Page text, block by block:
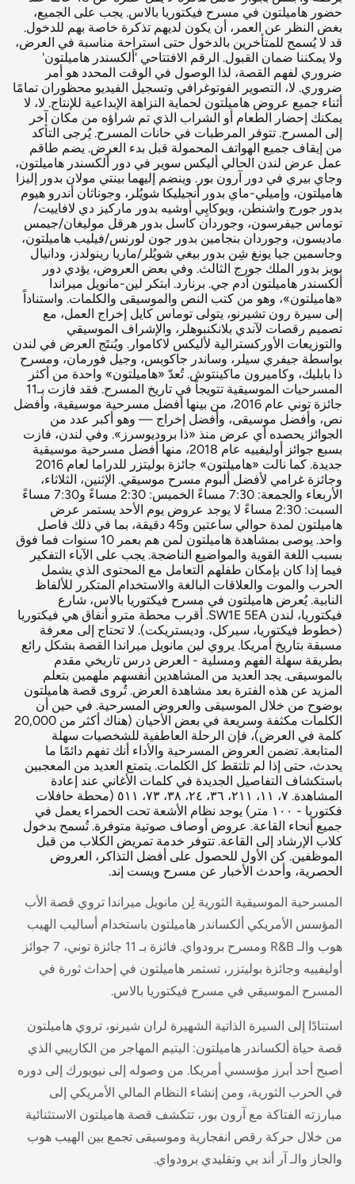
حضور هاميلتون في مسرح فيكتوريا بالاس. يجب على الجميع،
بغض النظر عن العمر، أن يكون لديهم تذكرة خاصة بهم للدخول.
قد لا يُسمح للمتأخرين بالدخول حتى استراحة مناسبة في العرض،
ولا يمكننا ضمان القبول. الرقم الافتتاحي 'ألكسندر هاميلتون'
ضروري لفهم القصة، لذا الوصول في الوقت المحدد هو أمر
ضروري. لا، التصوير الفوتوغرافي وتسجيل الفيديو محظوران تمامًا
أثناء جميع عروض هاميلتون لحماية النزاهة الإبداعية للإنتاج. لا، لا
يمكنك إحضار الطعام أو الشراب الذي تم شراؤه من مكان آخر
إلى المسرح. تتوفر المرطبات في حانات المسرح. يُرجى التأكد
من إيقاف جميع الهواتف المحمولة قبل بدء العرض. يضم طاقم
عمل عرض لندن الحالي أليكس سوير في دور ألكسندر هاميلتون،
وجاي بيري في دور آرون بور. وينضم إليهما بينتي مولان بدور إليزا
هاميلتون، وإميلي-ماي بدور أنجيليكا شويُلر، وجوناثان أندرو هيوم
بدور جورج واشنطن، ويوكايِي أوشيه بدور ماركيز دي لافاييت/
توماس جيفرسون، وجوردان كاسل بدور هرقل موليغان/جيمس
ماديسون، وجوردان بنجامين بدور جون لورنس/فيليب هاميلتون،
وجاسمين جيا يونغ شِن بدور بيغي شويُلر/ماريا رينولدز، ودانيال
بويز بدور الملك جورج الثالث. وفي بعض العروض، يؤدي دور
ألكسندر هاميلتون آدم جي. برنارد. ابتكر لين-مانويل ميراندا
«هاميلتون»، وهو من كتب النص والموسيقى والكلمات. واستناداً
إلى سيرة رون تشيرنو، يتولى توماس كايل إخراج العمل، مع
تصميم رقصات لآندي بلانكنبوهلر، والإشراف الموسيقي
والتوزيعات الأوركسترالية لأليكس لاكاموار. ويُنتَج العرض في لندن
بواسطة جيفري سيلر، وساندر جاكوبس، وجيل فورمان، ومسرح
ذا بابليك، وكاميرون ماكينتوش. تُعدّ «هاميلتون» واحدة من أكثر
المسرحيات الموسيقية تتويجاً في تاريخ المسرح. فقد فازت بـ11
جائزة توني عام 2016، من بينها أفضل مسرحية موسيقية، وأفضل
نص، وأفضل موسيقى، وأفضل إخراج — وهو أكبر عدد من
الجوائز يحصده أي عرض منذ «ذا بروديوسرز». وفي لندن، فازت
بسبع جوائز أوليفييه عام 2018، منها أفضل مسرحية موسيقية
جديدة. كما نالت «هاميلتون» جائزة بوليتزر للدراما لعام 2016
وجائزة غرامي لأفضل ألبوم مسرح موسيقي. الإثنين، الثلاثاء،
الأربعاء والجمعة: 7:30 مساءً الخميس: 2:30 مساءً و7:30 مساءً
السبت: 2:30 مساءً لا يوجد عروض يوم الأحد يستمر عرض
هاميلتون لمدة حوالي ساعتين و45 دقيقة، بما في ذلك فاصل
واحد. يوصى بمشاهدة هاميلتون لمن هم بعمر 10 سنوات فما فوق
بسبب اللغة القوية والمواضيع الناضجة. يجب على الآباء التفكير
فيما إذا كان بإمكان طفلهم التعامل مع المحتوى الذي يشمل
الحرب والموت والعلاقات البالغة والاستخدام المتكرر للألفاظ
النابية. يُعرض هاميلتون في مسرح فيكتوريا بالاس، شارع
فيكتوريا، لندن SW1E 5EA. أقرب محطة مترو أنفاق هي فيكتوريا
(خطوط فيكتوريا، سيركل، وديستريكت). لا تحتاج إلى معرفة
مسبقة بتاريخ أمريكا. يروي لين مانويل ميراندا القصة بشكل رائع
بطريقة سهلة الفهم ومسلية - العرض درس تاريخي مقدم
بالموسيقى. يجد العديد من المشاهدين أنفسهم ملهمين بتعلم
المزيد عن هذه الفترة بعد مشاهدة العرض. تُروى قصة هاميلتون
بوضوح من خلال الموسيقى والعروض المسرحية. في حين أن
الكلمات مكثفة وسريعة في بعض الأحيان (هناك أكثر من 20,000
كلمة في العرض)، فإن الرحلة العاطفية للشخصيات سهلة
المتابعة. تضمن العروض المسرحية والأداء أنك تفهم دائمًا ما
يحدث، حتى إذا لم تلتقط كل الكلمات. يتمتع العديد من المعجبين
باستكشاف التفاصيل الجديدة في كلمات الأغاني عند إعادة
المشاهدة. ٧، ١١، ٢١١، ٣٦، ٢٤، ٣٨، ٧٣، ٥١١ (محطة حافلات
فكتوريا - ١٠٠ متر) يوجد نظام الأشعة تحت الحمراء يعمل في
جميع أنحاء القاعة. عروض أوصاف صوتية متوفرة. تُسمح بدخول
كلاب الإرشاد إلى القاعة. تتوفر خدمة تمريض الكلاب من قبل
الموظفين. كن الأول للحصول على أفضل التذاكر، العروض
الحصرية، وأحدث الأخبار عن مسرح ويست إند.
المسرحية الموسيقية الثورية لِن مانويل ميراندا تروي قصة الأب
المؤسس الأمريكي ألكساندر هاميلتون باستخدام أساليب الهيب
هوب والـ R&B ومسرح برودواي. فائزة بـ 11 جائزة توني، 7 جوائز
أوليفييه وجائزة بوليتزر، تستمر هاميلتون في إحداث ثورة في
المسرح الموسيقي في مسرح فيكتوريا بالاس.
استنادًا إلى السيرة الذاتية الشهيرة لران شيرنو، تروي هاميلتون
قصة حياة ألكساندر هاميلتون: اليتيم المهاجر من الكاريبي الذي
أصبح أحد أبرز مؤسسي أمريكا. من وصوله إلى نيويورك إلى دوره
في الحرب الثورية، ومن إنشاء النظام المالي الأمريكي إلى
مبارزته الفتاكة مع آرون بور، تتكشف قصة هاميلتون الاستثنائية
من خلال حركة رقص انفجارية وموسيقى تجمع بين الهيب هوب
والجاز والـ آر أند بي وتقليدي برودواي.